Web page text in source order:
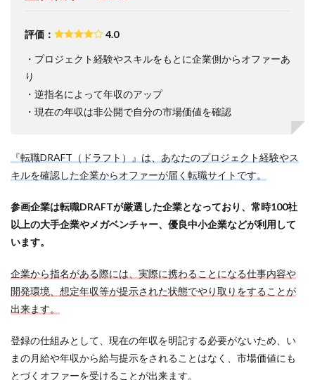
評価： 4.0
・プロジェクト経験やスキルをもとに企業側からオファーあ
り
・逆指名によって年収のアップ
・現在の年収は非公開で自分の市場価値を確認
『転職DRAFT（ドラフト）』は、あなたのプロジェクト経験やス
キルを確認した企業からオファーが届く転職サイトです。
参画企業は転職DRAFTが厳選した企業となっており、常時100社
以上の大手企業やメガベンチャー、優良中小企業などが利用して
います。
企業から指名がある際には、実際に携わることになる仕事内容や
開発環境、想定年収等が提示された状態でやり取りをすることが
出来ます。
登録の仕組みとして、現在の年収を明記する必要がないため、い
まの月給や年収から給与提示をされることはなく、市場価値にも
とづくオファーを受けることが出来ます。